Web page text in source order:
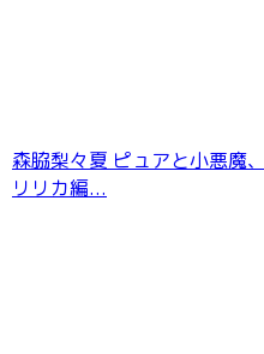
森脇梨々夏 ピュアと小悪魔
リリカ編...